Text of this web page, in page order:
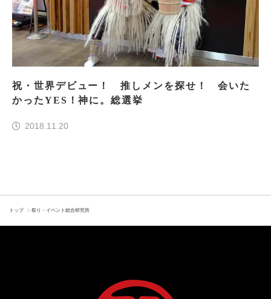
祝・世界デビュー！ 推しメンを探せ！ 会いた
かったYES！神に。総選挙
2018.11.20
トップ 祭り・イベント総合研究所